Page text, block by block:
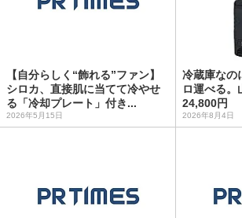
【自分らしく“飾れる”ファン】
シロカ、直接肌に当てて冷やせ
る「冷却プレート」付き...
2026年5月15日
冷蔵庫なの
ロ運べる。
24,800円
2026年8月4日